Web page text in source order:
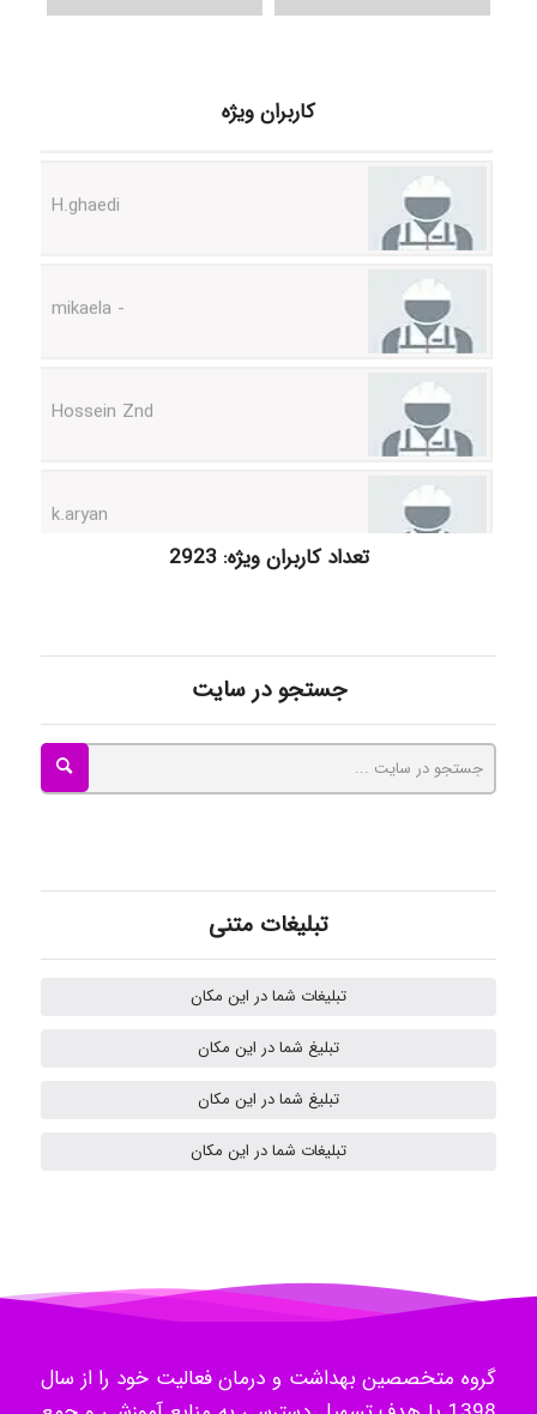
کاربران ویژه
Radman Amini
Mohammad
akhtar shahsavandi
Hossein Znd
تعداد کاربران ویژه: 2923
جستجو در سایت
تبلیغات متنی
تبلیغات شما در این مکان
تبلیغ شما در این مکان
تبلیغ شما در این مکان
تبلیغات شما در این مکان
گروه متخصصین بهداشت و درمان فعالیت خود را از سال